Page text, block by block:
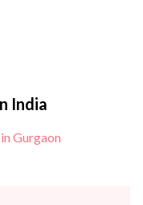
India
Gurgaon